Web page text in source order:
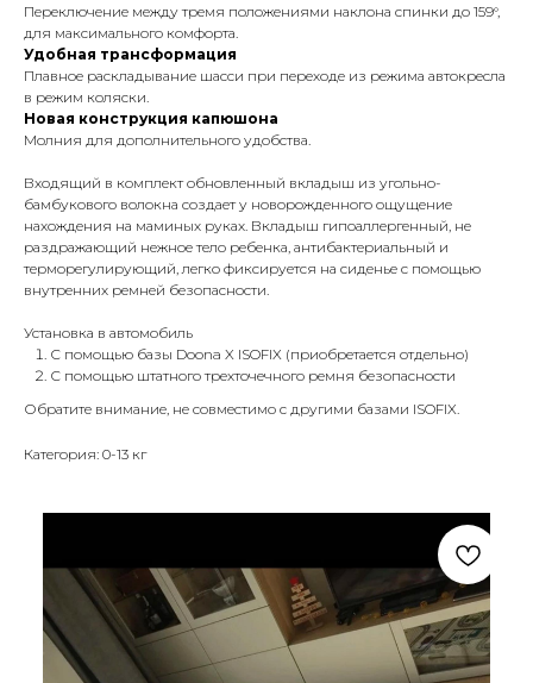
Переключение между тремя положениями наклона спинки до 159°,
для максимального комфорта.
Удобная трансформация
Плавное раскладывание шасси при переходе из режима автокресла
в режим коляски.
Новая конструкция капюшона
Молния для дополнительного удобства.
Входящий в комплект обновленный вкладыш из угольно-
бамбукового волокна создает у новорожденного ощущение
нахождения на маминых руках. Вкладыш гипоаллергенный, не
раздражающий нежное тело ребенка, антибактериальный и
терморегулирующий, легко фиксируется на сиденье с помощью
внутренних ремней безопасности.
Установка в автомобиль
С помощью базы Doona X ISOFIX (приобретается отдельно)
С помощью штатного трехточечного ремня безопасности
Обратите внимание, не совместимо с другими базами ISOFIX.
Категория: 0-13 кг